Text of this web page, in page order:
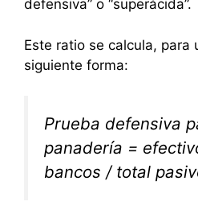
defensiva” o “superácida”.
Este ratio se calcula, para
siguiente forma:
Prueba defensiva
panadería =
bancos / total